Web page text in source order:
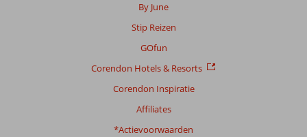
By June
Stip Reizen
GOfun
Corendon Hotels & Resorts
Corendon Inspiratie
Affiliates
*Actievoorwaarden